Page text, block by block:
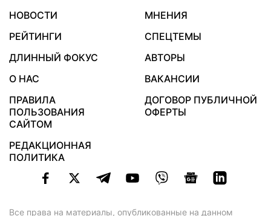
НОВОСТИ
МНЕНИЯ
РЕЙТИНГИ
СПЕЦТЕМЫ
ДЛИННЫЙ ФОКУС
АВТОРЫ
О НАС
ВАКАНСИИ
ПРАВИЛА
ПОЛЬЗОВАНИЯ
САЙТОМ
ДОГОВОР ПУБЛИЧНОЙ
ОФЕРТЫ
РЕДАКЦИОННАЯ
ПОЛИТИКА
Все права на материалы, опубликованные на данном